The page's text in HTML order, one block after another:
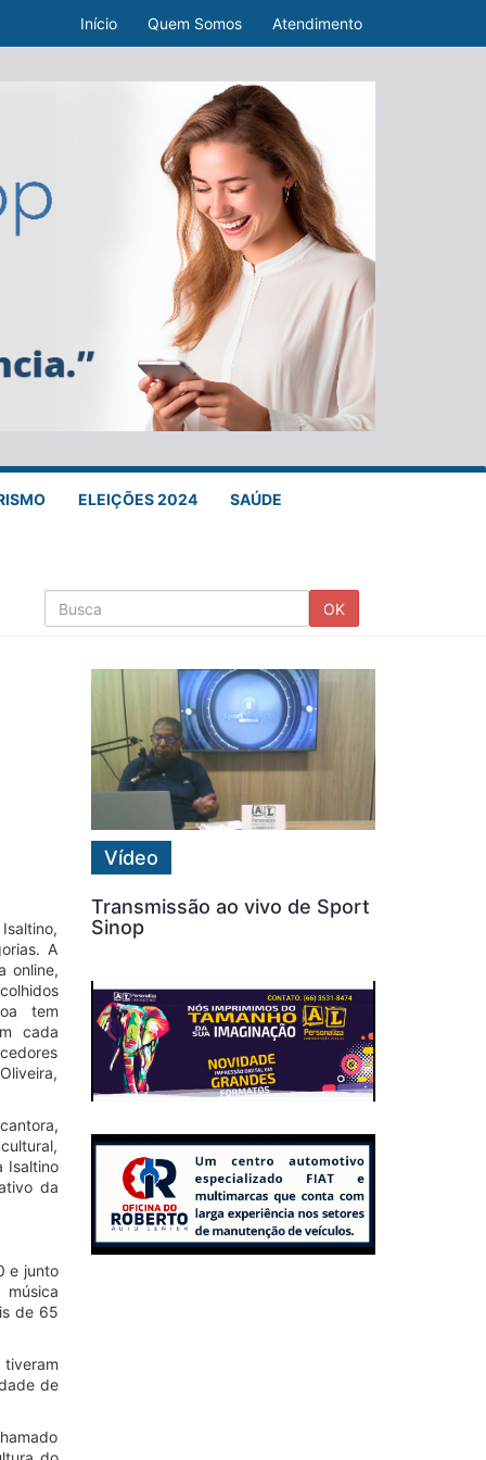
Início Quem Somos Atendimento
ELEIÇÕES 2024 SAÚDE
OK
A
online,
tem
cada
Isaltino
da
e junto
de 65
tiveram
de
Vídeo
Transmissão ao vivo de Sport
Sinop